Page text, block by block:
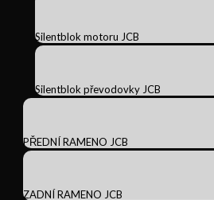
Silentblok motoru JCB
Silentblok převodovky JCB
PŘEDNÍ RAMENO JCB
ZADNÍ RAMENO JCB